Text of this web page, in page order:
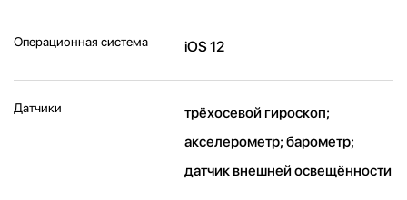
Операционная система iOS 12
Датчики
трёхосевой гироскоп;
акселерометр; барометр;
датчик внешней освещённости